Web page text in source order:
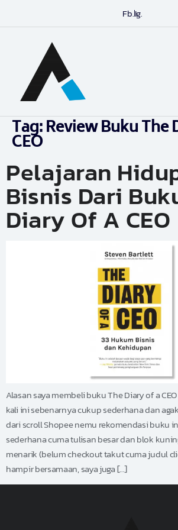
Fb.Ig.
Tag:Review Buku The
CEO
Pelajaran
Bisnis Dari
Diary Of A CEO
Alasan saya membeli buku The Diary of a
kali ini sebenarnya cukup sederhana dan
dari scroll Shopee nemu rekomendasi buku
sederhana cuma tulisan besar dan blok
menarik (belum checkout takut cuma judul
hampir bersamaan, saya juga […]